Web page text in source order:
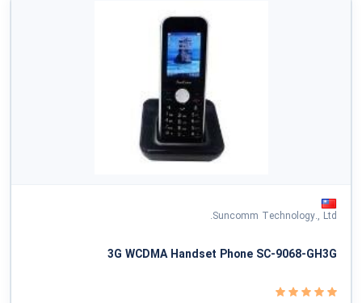
Suncomm Technology., Ltd.
3G WCDMA Handset Phone SC-9068-GH3G